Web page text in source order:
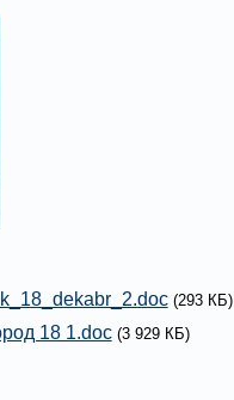
(293 КБ)
18 1.doc (3 929 КБ)